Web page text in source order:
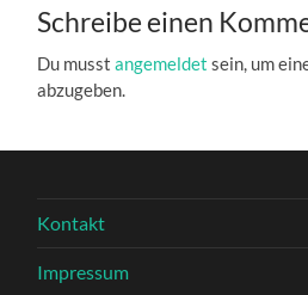
Schreibe einen
Du musstangemeldet sein, um
abzugeben.
Kontakt
Impressum